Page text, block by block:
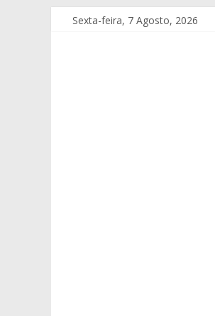
Sexta-feira, 7 Agosto, 2026